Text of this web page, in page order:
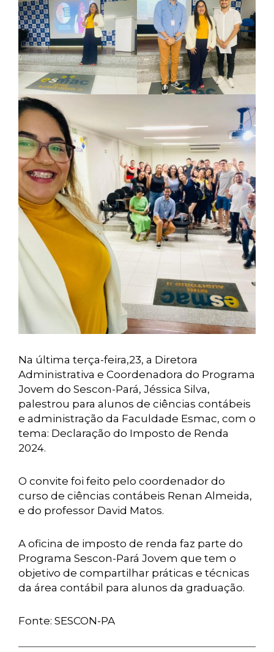
Na última terça-feira,23, a Diretora
Administrativa e Coordenadora do Programa
Jovem do Sescon-Pará, Jéssica Silva,
palestrou para alunos de ciências contábeis
e administração da Faculdade Esmac, com o
tema: Declaração do Imposto de Renda
2024.
O convite foi feito pelo coordenador do
curso de ciências contábeis Renan Almeida,
e do professor David Matos.
A oficina de imposto de renda faz parte do
Programa Sescon-Pará Jovem que tem o
objetivo de compartilhar práticas e técnicas
da área contábil para alunos da graduação.
Fonte: SESCON-PA